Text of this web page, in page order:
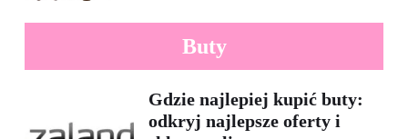
Buty
Gdzie najlepiej kupić buty:
odkryj najlepsze oferty i